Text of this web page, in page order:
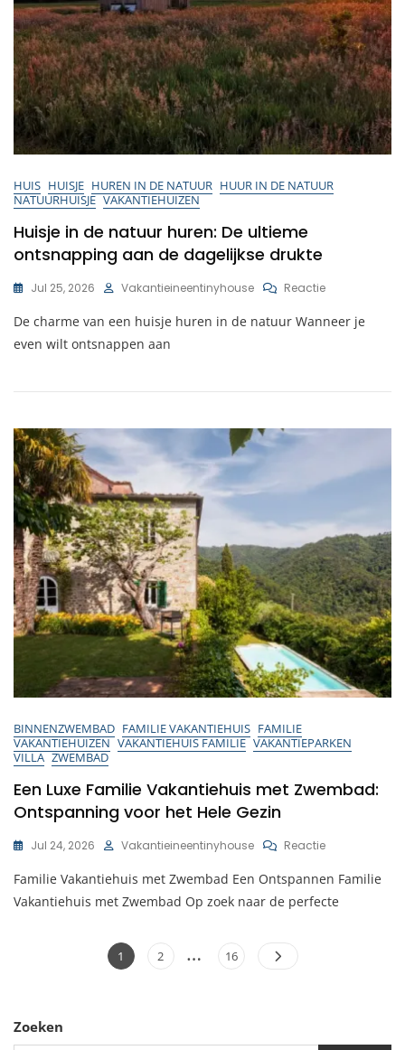
HUIS HUISJE HUREN IN DE NATUUR HUUR IN DE NATUUR
NATUURHUISJE VAKANTIEHUIZEN
Huisje in de natuur huren: De ultieme
ontsnapping aan de dagelijkse drukte
Jul 25, 2026 Vakantieineentinyhouse ReactieOp
In
De
Dagelijkse
De charme van een huisje huren in de natuur Wanneer je
even wilt ontsnappen aan
BINNENZWEMBAD FAMILIE VAKANTIEHUIS FAMILIE
VAKANTIEHUIZEN VAKANTIEHUIS FAMILIE VAKANTIEPARKEN
VILLA ZWEMBAD
Een Luxe Familie Vakantiehuis met Zwembad:
Ontspanning voor het Hele Gezin
Jul 24, 2026 Vakantieineentinyhouse ReactieOp
Luxe
Familie
Familie Vakantiehuis met Zwembad Een Ontspannen Familie
Vakantiehuis met Zwembad Op zoek naar de perfecte
Berichten
paginering
Pagina
1 Pagina
2 … Pagina
16
Zoeken